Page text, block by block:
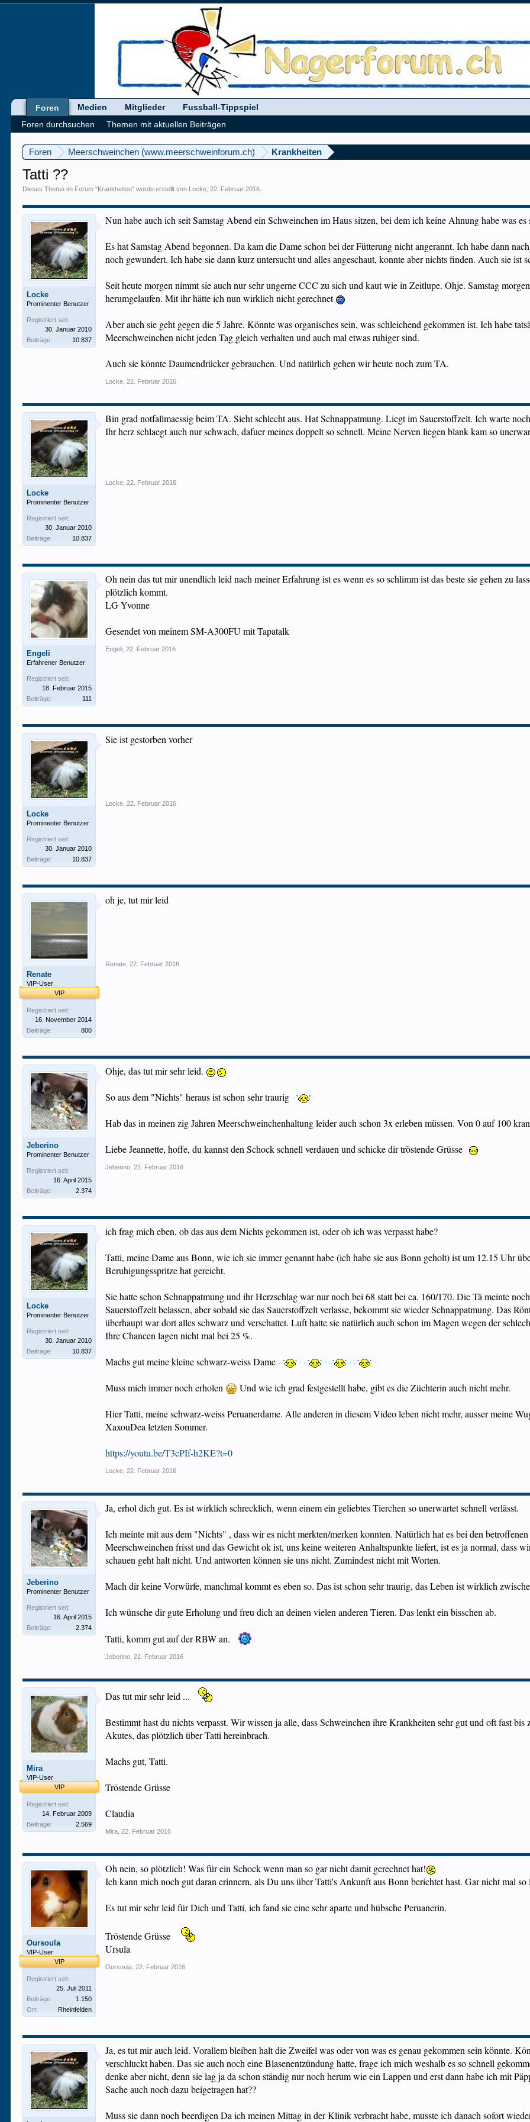
Foren Meerschweinchen (www.meerschweinforum.ch) Krankheiten
Tatti ??
Dieses Thema im Forum "Krankheiten" wurde erstellt von Locke ,22. Februar 2016
Locke
Prominenter Benutzer
Registriert seit:
30. Januar 2010
Beiträge:
10.837
Nun habe auch ich seit Samstag Abend ein Schweinchen im Haus sitzen, bei dem ich keine Ahnung habe was
Es hat Samstag Abend begonnen. Da kam die Dame schon bei der Fütterung nicht angerannt. Ich habe dann
noch gewundert. Ich habe sie dann kurz untersucht und alles angeschaut, konnte aber nichts finden. Auch sie ist
Seit heute morgen nimmt sie auch nur sehr ungerne CCC zu sich und kaut wie in Zeitlupe. Ohje. Samstag
herumgelaufen. Mit ihr hätte ich nun wirklich nicht gerechnet
Aber auch sie geht gegen die 5 Jahre. Könnte was organisches sein, was schleichend gekommen ist. Ich habe
Meerschweinchen nicht jeden Tag gleich verhalten und auch mal etwas ruhiger sind.
Auch sie könnte Daumendrücker gebrauchen. Und natürlich gehen wir heute noch zum TA.
Locke 22. Februar 2016
Locke
Prominenter Benutzer
Registriert seit:
30. Januar 2010
Beiträge:
10.837
Bin grad notfallmaessig beim TA. Sieht schlecht aus. Hat Schnappatmung. Liegt im Sauerstoffzelt. Ich warte
Ihr herz schlaegt auch nur schwach, dafuer meines doppelt so schnell. Meine Nerven liegen blank kam so
Locke 22. Februar 2016
Engeli
Erfahrener Benutzer
Registriert seit:
18. Februar 2015
Beiträge:
111
Oh nein das tut mir unendlich leid nach meiner Erfahrung ist es wenn es so schlimm ist das beste sie gehen zu
plötzlich kommt.
LG Yvonne
Gesendet von meinem SM-A300FU mit Tapatalk
Engeli 22. Februar 2016
Locke
Prominenter Benutzer
Registriert seit:
30. Januar 2010
Beiträge:
10.837
Sie ist gestorben vorher
Locke 22. Februar 2016
Renate
VIP-User
VIP
Registriert seit:
16. November 2014
Beiträge:
800
oh je, tut mir leid
Renate 22. Februar 2016
Jeberino
Prominenter Benutzer
Registriert seit:
16. April 2015
Beiträge:
2.374
Ohje, das tut mir sehr leid.
So aus dem "Nichts" heraus ist schon sehr traurig
Hab das in meinen zig Jahren Meerschweinchenhaltung leider auch schon 3x erleben müssen. Von 0 auf 100
Liebe Jeannette, hoffe, du kannst den Schock schnell verdauen und schicke dir tröstende Grüsse
Jeberino 22. Februar 2016
Locke
Prominenter Benutzer
Registriert seit:
30. Januar 2010
Beiträge:
10.837
ich frag mich eben, ob das aus dem Nichts gekommen ist, oder ob ich was verpasst habe?
Tatti, meine Dame aus Bonn, wie ich sie immer genannt habe (ich habe sie aus Bonn geholt) ist um 12.15 Uhr
Beruhigungsspritze hat gereicht.
Sie hatte schon Schnappatmung und ihr Herzschlag war nur noch bei 68 statt bei ca. 160/170. Die Tä meinte
Sauerstoffzelt belassen, aber sobald sie das Sauerstoffzelt verlasse, bekommt sie wieder Schnappatmung. Das
überhaupt war dort alles schwarz und verschattet. Luft hatte sie natürlich auch schon im Magen wegen der
Ihre Chancen lagen nicht mal bei 25 %.
Machs gut meine kleine schwarz-weiss Dame
Muss mich immer noch erholen Und wie ich grad festgestellt habe, gibt es die Züchterin auch nicht mehr.
Hier Tatti, meine schwarz-weiss Peruanerdame. Alle anderen in diesem Video leben nicht mehr, ausser meine
XaxouDea letzten Sommer.
https://youtu.be/T3cPIf-h2KE?t=0
Locke 22. Februar 2016
Jeberino
Prominenter Benutzer
Registriert seit:
16. April 2015
Beiträge:
2.374
Ja, erhol dich gut. Es ist wirklich schrecklich, wenn einem ein geliebtes Tierchen so unerwartet schnell verlässt.
Ich meinte mit aus dem "Nichts" , dass wir es nicht merkten/merken konnten. Natürlich hat es bei den
Meerschweinchen frisst und das Gewicht ok ist, uns keine weiteren Anhaltspunkte liefert, ist es ja normal, dass
schauen geht halt nicht. Und antworten können sie uns nicht. Zumindest nicht mit Worten.
Mach dir keine Vorwürfe, manchmal kommt es eben so. Das ist schon sehr traurig, das Leben ist wirklich
Ich wünsche dir gute Erholung und freu dich an deinen vielen anderen Tieren. Das lenkt ein bisschen ab.
Tatti, komm gut auf der RBW an.
Jeberino 22. Februar 2016
Mira
VIP-User
VIP
Registriert seit:
14. Februar 2009
Beiträge:
2.569
Das tut mir sehr leid ...
Bestimmt hast du nichts verpasst. Wir wissen ja alle, dass Schweinchen ihre Krankheiten sehr gut und oft fast
Akutes, das plötzlich über Tatti hereinbrach.
Machs gut, Tatti.
Tröstende Grüsse
Claudia
Mira 22. Februar 2016
Oursoula
VIP-User
VIP
Registriert seit:
25. Juli 2011
Beiträge:
1.150
Ort:
Rheinfelden
Oh nein, so plötzlich! Was für ein Schock wenn man so gar nicht damit gerechnet hat!
Ich kann mich noch gut daran erinnern, als Du uns über Tatti's Ankunft aus Bonn berichtet hast. Gar nicht mal so
Es tut mir sehr leid für Dich und Tatti, ich fand sie eine sehr aparte und hübsche Peruanerin.
Tröstende Grüsse
Ursula
Oursoula 22. Februar 2016
Ja, es tut mir auch leid. Vorallem bleiben halt die Zweifel was oder von was es genau gekommen sein könnte.
verschluckt haben. Das sie auch noch eine Blasenentzündung hatte, frage ich mich weshalb es so schnell
denke aber nicht, denn sie lag ja da schon ständig nur noch herum wie ein Lappen und erst dann habe ich mit
Sache auch noch dazu beigetragen hat??
Muss sie dann noch beerdigen Da ich meinen Mittag in der Klinik verbracht habe, musste ich danach sofort
Foren
Foren durchsuchen
Themen mit aktuellen Beiträgen
Medien Mitglieder Fussball-Tippspiel